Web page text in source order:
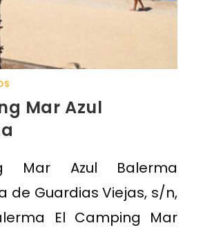
Mar Azul
Mar Azul Balerma
de Guardias Viejas, s/n,
El Camping Mar